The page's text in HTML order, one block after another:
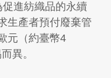
進紡織品的永續
生產者預付廢棄管
元（約臺幣4
異。